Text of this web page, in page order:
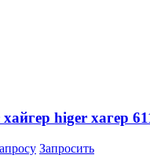
higer хагер
Запросить